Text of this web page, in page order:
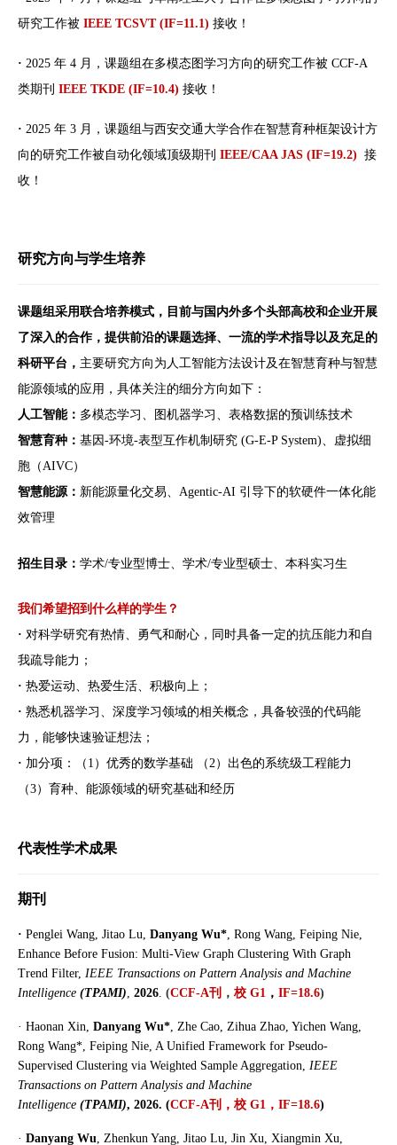
研究工作被 IEEE TCSVT (IF=11.1) 接收！
· 2025 年 4 月，课题组在多模态图学习方向的研究工作被 CCF-A
类期刊 IEEE TKDE (IF=10.4) 接收！
· 2025 年 3 月，课题组与西安交通大学合作在智慧育种框架设计方
向的研究工作被自动化领域顶级期刊 IEEE/CAA JAS (IF=19.2) 接
收！
研究方向与学生培养
课题组采用联合培养模式，目前与国内外多个头部高校和企业开展
了深入的合作，提供前沿的课题选择、一流的学术指导以及充足的
科研平台， 主要研究方向为人工智能方法设计及在智慧育种与智慧
能源领域的应用，具体关注的细分方向如下：
人工智能： 多模态学习、图机器学习、表格数据的预训练技术
智慧育种： 基因-环境-表型互作机制研究 (G-E-P System)、虚拟细
胞（AIVC）
智慧能源： 新能源量化交易、Agentic-AI 引导下的软硬件一体化能
效管理
招生目录： 学术/专业型博士、学术/专业型硕士、本科实习生
我们希望招到什么样的学生？
· 对科学研究有热情、勇气和耐心，同时具备一定的抗压能力和自
我疏导能力；
· 热爱运动、热爱生活、积极向上；
· 熟悉机器学习、深度学习领域的相关概念，具备较强的代码能
力，能够快速验证想法；
· 加分项：（1）优秀的数学基础 （2）出色的系统级工程能力
（3）育种、能源领域的研究基础和经历
代表性学术成果
期刊
· Penglei Wang, Jitao Lu, Danyang Wu*, Rong Wang, Feiping Nie,
Enhance Before Fusion: Multi-View Graph Clustering With Graph
Trend Filter, IEEE Transactions on Pattern Analysis and Machine
Intelligence (TPAMI), 2026. (CCF-A刊 ， 校 G1 ， IF=18.6)
· Haonan Xin, Danyang Wu*, Zhe Cao, Zihua Zhao, Yichen Wang,
Rong Wang*, Feiping Nie, A Unified Framework for Pseudo-
Supervised Clustering via Weighted Sample Aggregation, IEEE
Transactions on Pattern Analysis and Machine
Intelligence (TPAMI), 2026. (CCF-A刊， 校 G1 ， IF=18.6)
· Danyang Wu, Zhenkun Yang, Jitao Lu, Jin Xu, Xiangmin Xu,